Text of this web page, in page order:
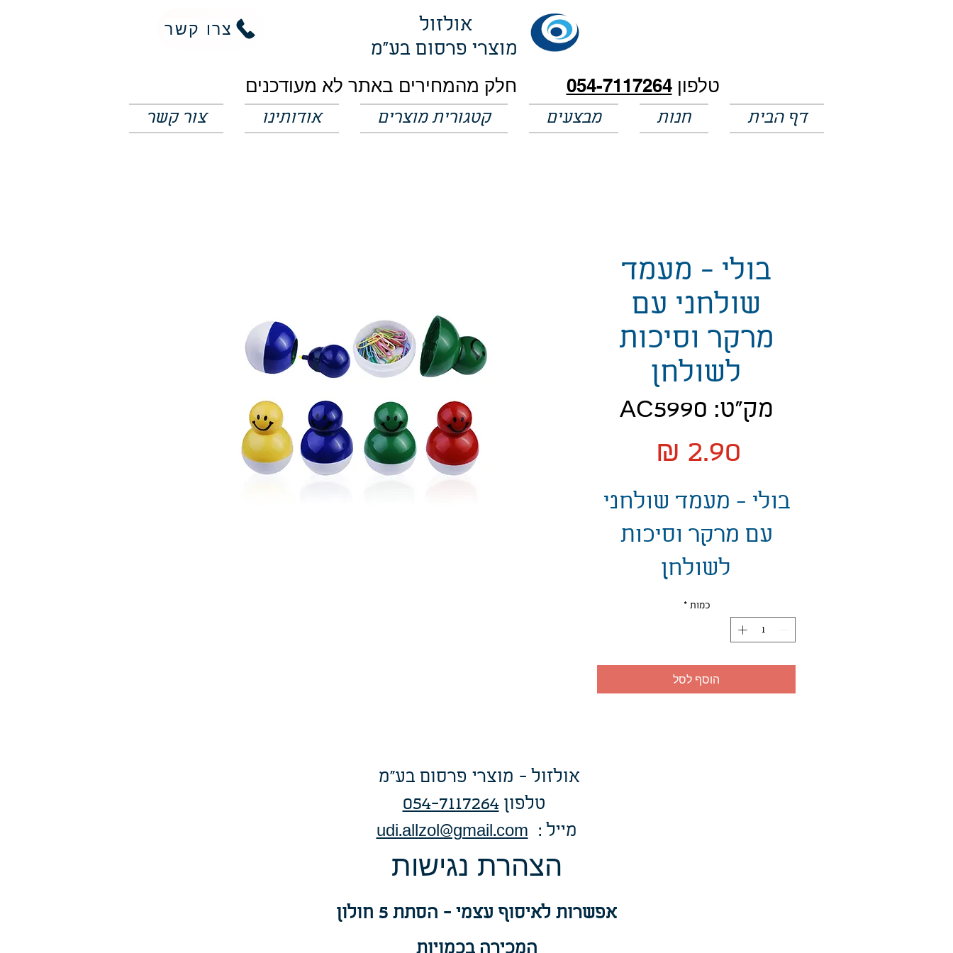
צרו קשר
אולזול
מוצרי פרסום בע"מ
טלפון054-7117264
דף הבית חנות מבצעים קטגורית מוצרים אודותינו צור קשר
בולי - מעמד
שולחני עם
מרקר וסיכות
לשולחן
מק"ט: AC5990
בולי - מעמד שולחני
עם מרקר וסיכות
לשולחן
כמות *
הוסף לסל
אולזול - מוצרי פרסום בע"מ
טלפון054-7117264
udi.allzol@gmail.com
: מייל
הצהרת נגישות
אפשרות לאיסוף עצמי - הסתת 5 חולון
המכירה בכמויות